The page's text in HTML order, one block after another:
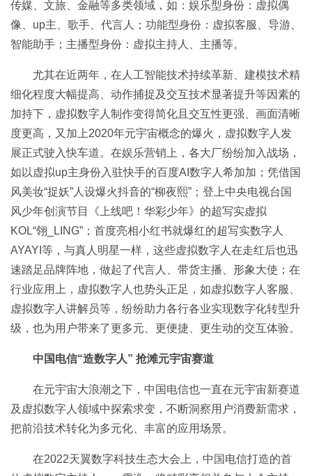
传媒、文旅、金融等多类领域，如：娱乐型身份：虚拟偶
像、up主、歌手、代言人；功能型身份：虚拟客服、导游、
智能助手；主播型身份：虚拟主持人、主播等。
尤其在近两年，在人工智能技术持续革新、建模技术精
细化程度大幅提高、动作捕捉及交互技术显著提升等因素的
加持下，虚拟数字人制作变得简化且交互性更强、画面清晰
度更高，又加上2020年元宇宙概念的爆火，虚拟数字人发
展正式驶入快车道。在娱乐营销上，各大厂纷纷加入战场，
如以虚拟up主身份入驻快手的百度AI数字人希加加；凭借国
风美妆“捉妖”人设爆火抖音的“柳夜熙”；登上中央电视台国
风少年创演节目《上线吧！华彩少年》的超写实虚拟
KOL“翎_LING”；首度亮相小红书就爆红的超写实数字人
AYAYI等，与真人明星一样，这些虚拟数字人在走红后也迅
速踏足品牌阵地，做起了代言人、带货主播、形象大使；在
行业应用上，虚拟数字人也势头正足，如虚拟数字人客服、
虚拟数字人讲解员等，纷纷助力各行各业实现数字化转型升
级，也为用户带来了更多元、更便捷、更生动的交互体验。
中国电信“造数字人” 抢滩元宇宙赛道
在元宇宙大浪潮之下，中国电信也一直在元宇宙新赛道
及虚拟数字人领域中探索求变，不断洞察用户消费新需求，
把前沿技术转化为多元化、丰富的应用场景。
在2022天翼数字科技生态大会上，中国电信打造的首